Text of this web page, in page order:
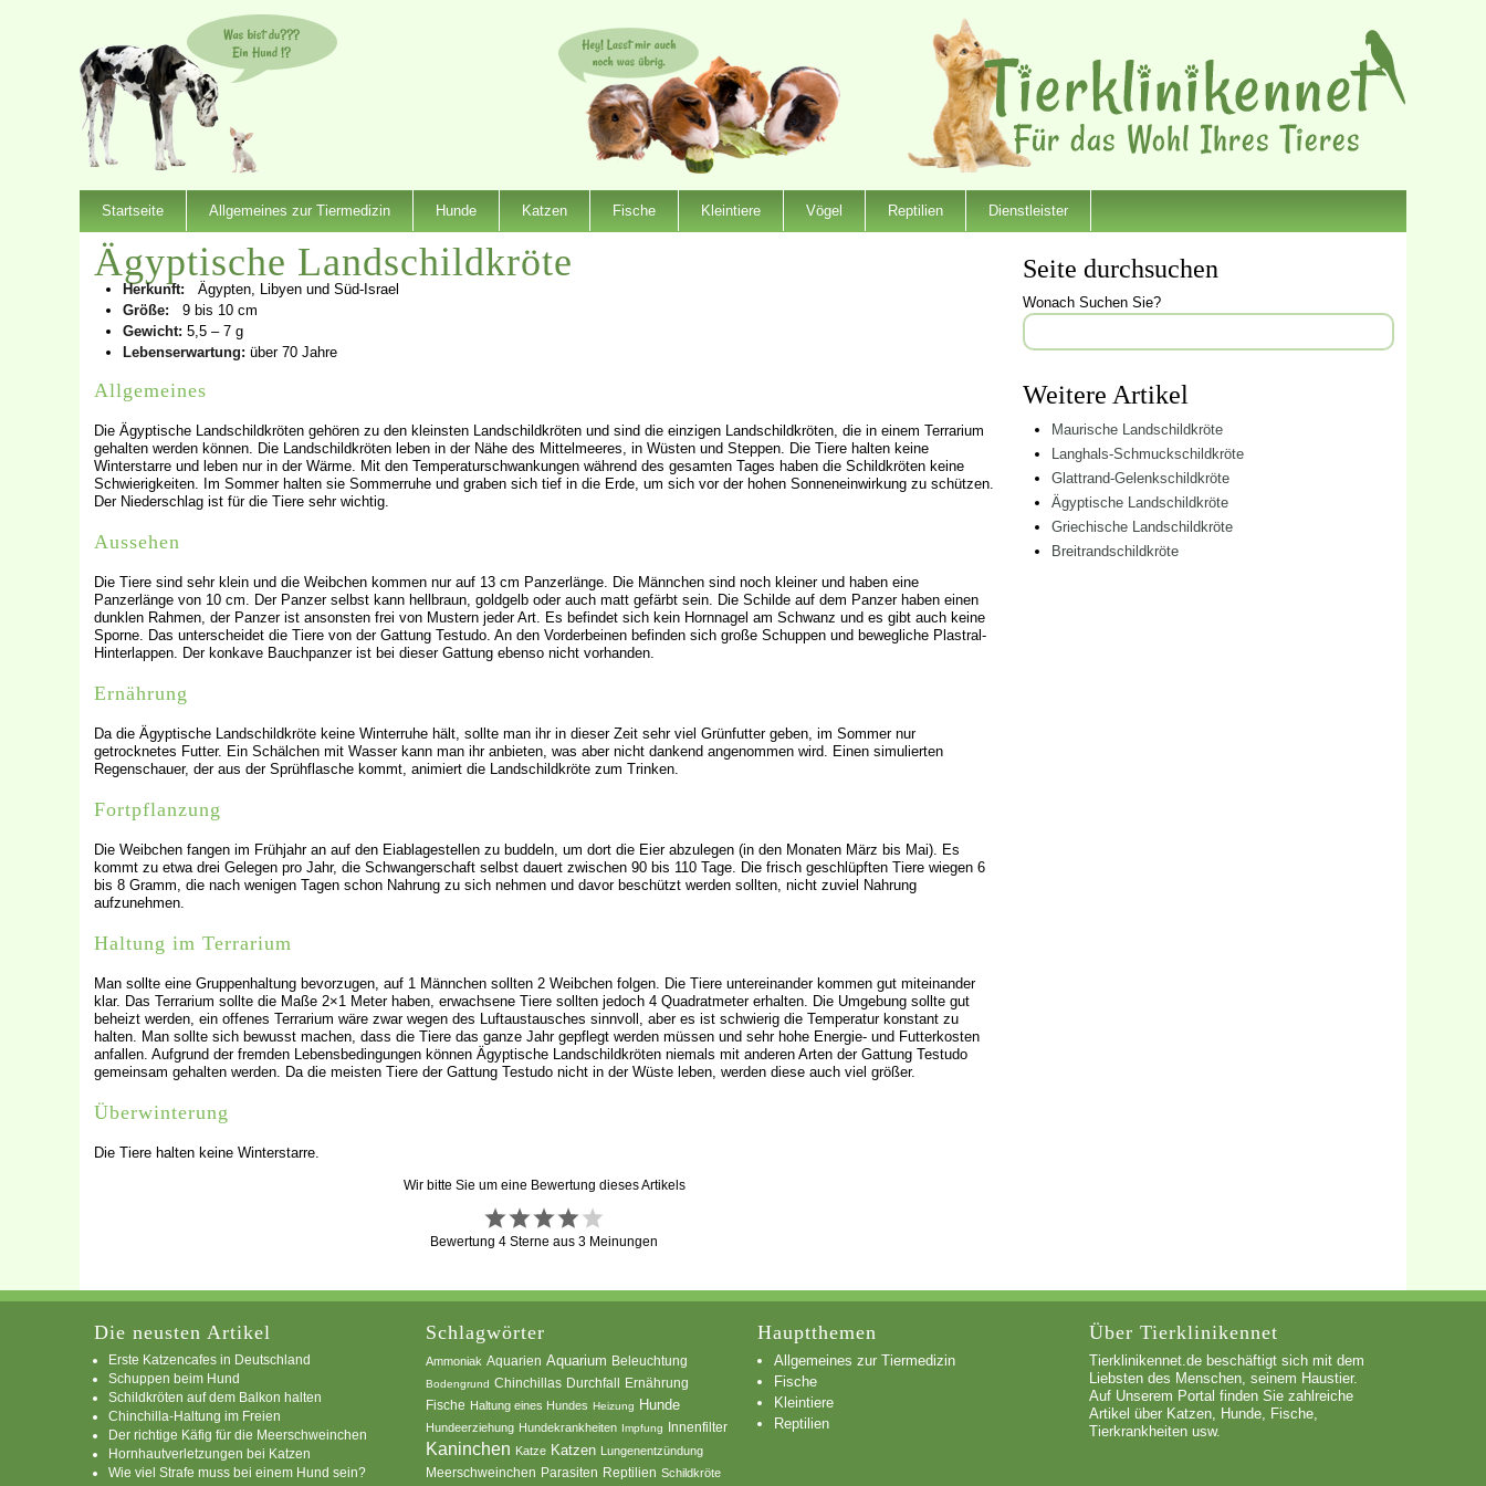
Startseite Allgemeines zur Tiermedizin Hunde Katzen Fische Kleintiere Vögel Reptilien Dienstleister
Ägyptische Landschildkröte
Herkunft:
Ägypten, Libyen und Süd-Israel
Größe:
9 bis 10 cm
Gewicht: 5,5 – 7 g
Lebenserwartung: über 70 Jahre
Allgemeines
Die Ägyptische Landschildkröten gehören zu den kleinsten Landschildkröten und sind die einzigen Landschildkröten, die in einem Terrarium
gehalten werden können. Die Landschildkröten leben in der Nähe des Mittelmeeres, in Wüsten und Steppen. Die Tiere halten keine
Winterstarre und leben nur in der Wärme. Mit den Temperaturschwankungen während des gesamten Tages haben die Schildkröten keine
Schwierigkeiten. Im Sommer halten sie Sommerruhe und graben sich tief in die Erde, um sich vor der hohen Sonneneinwirkung zu schützen.
Der Niederschlag ist für die Tiere sehr wichtig.
Aussehen
Die Tiere sind sehr klein und die Weibchen kommen nur auf 13 cm Panzerlänge. Die Männchen sind noch kleiner und haben eine
Panzerlänge von 10 cm. Der Panzer selbst kann hellbraun, goldgelb oder auch matt gefärbt sein. Die Schilde auf dem Panzer haben einen
dunklen Rahmen, der Panzer ist ansonsten frei von Mustern jeder Art. Es befindet sich kein Hornnagel am Schwanz und es gibt auch keine
Sporne. Das unterscheidet die Tiere von der Gattung Testudo. An den Vorderbeinen befinden sich große Schuppen und bewegliche Plastral-
Hinterlappen. Der konkave Bauchpanzer ist bei dieser Gattung ebenso nicht vorhanden.
Ernährung
Da die Ägyptische Landschildkröte keine Winterruhe hält, sollte man ihr in dieser Zeit sehr viel Grünfutter geben, im Sommer nur
getrocknetes Futter. Ein Schälchen mit Wasser kann man ihr anbieten, was aber nicht dankend angenommen wird. Einen simulierten
Regenschauer, der aus der Sprühflasche kommt, animiert die Landschildkröte zum Trinken.
Fortpflanzung
Die Weibchen fangen im Frühjahr an auf den Eiablagestellen zu buddeln, um dort die Eier abzulegen (in den Monaten März bis Mai). Es
kommt zu etwa drei Gelegen pro Jahr, die Schwangerschaft selbst dauert zwischen 90 bis 110 Tage. Die frisch geschlüpften Tiere wiegen 6
bis 8 Gramm, die nach wenigen Tagen schon Nahrung zu sich nehmen und davor beschützt werden sollten, nicht zuviel Nahrung
aufzunehmen.
Haltung im Terrarium
Man sollte eine Gruppenhaltung bevorzugen, auf 1 Männchen sollten 2 Weibchen folgen. Die Tiere untereinander kommen gut miteinander
klar. Das Terrarium sollte die Maße 2×1 Meter haben, erwachsene Tiere sollten jedoch 4 Quadratmeter erhalten. Die Umgebung sollte gut
beheizt werden, ein offenes Terrarium wäre zwar wegen des Luftaustausches sinnvoll, aber es ist schwierig die Temperatur konstant zu
halten. Man sollte sich bewusst machen, dass die Tiere das ganze Jahr gepflegt werden müssen und sehr hohe Energie- und Futterkosten
anfallen. Aufgrund der fremden Lebensbedingungen können Ägyptische Landschildkröten niemals mit anderen Arten der Gattung Testudo
gemeinsam gehalten werden. Da die meisten Tiere der Gattung Testudo nicht in der Wüste leben, werden diese auch viel größer.
Überwinterung
Die Tiere halten keine Winterstarre.
Wir bitte Sie um eine Bewertung dieses Artikels
Bewertung 4 Sterne aus 3 Meinungen
Seite durchsuchen
Wonach Suchen Sie?
Weitere Artikel
Maurische Landschildkröte
Langhals-Schmuckschildkröte
Glattrand-Gelenkschildkröte
Ägyptische Landschildkröte
Griechische Landschildkröte
Breitrandschildkröte
Die neusten Artikel
Erste Katzencafes in Deutschland
Schuppen beim Hund
Schildkröten auf dem Balkon halten
Chinchilla-Haltung im Freien
Der richtige Käfig für die Meerschweinchen
Hornhautverletzungen bei Katzen
Wie viel Strafe muss bei einem Hund sein?
Schlagwörter
Ammoniak Aquarien Aquarium Beleuchtung
Bodengrund Chinchillas Durchfall Ernährung
Fische Haltung eines Hundes Heizung Hunde
Hundeerziehung Hundekrankheiten Impfung Innenfilter
Kaninchen Katze Katzen Lungenentzündung
Meerschweinchen Parasiten Reptilien Schildkröte
Hauptthemen
Allgemeines zur Tiermedizin
Fische
Kleintiere
Reptilien
Über Tierklinikennet
Tierklinikennet.de beschäftigt sich mit dem
Liebsten des Menschen, seinem Haustier.
Auf Unserem Portal finden Sie zahlreiche
Artikel über Katzen, Hunde, Fische,
Tierkrankheiten usw.